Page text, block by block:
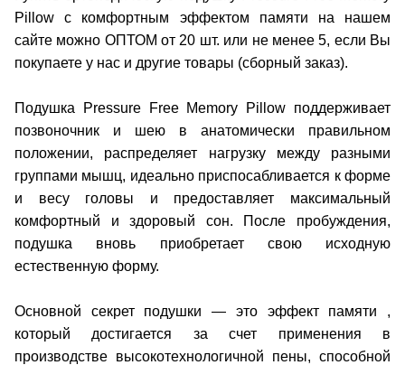
Pillow с комфортным эффектом памяти на нашем
сайте можно ОПТОМ от 20 шт. или не менее 5, если Вы
покупаете у нас и другие товары (сборный заказ).
Подушка Pressure Free Memory Pillow поддерживает
позвоночник и шею в анатомически правильном
положении, распределяет нагрузку между разными
группами мышц, идеально приспосабливается к форме
и весу головы и предоставляет максимальный
комфортный и здоровый сон. После пробуждения,
подушка вновь приобретает свою исходную
естественную форму.
Основной секрет подушки ― это эффект памяти ,
который достигается за счет применения в
производстве высокотехнологичной пены, способной